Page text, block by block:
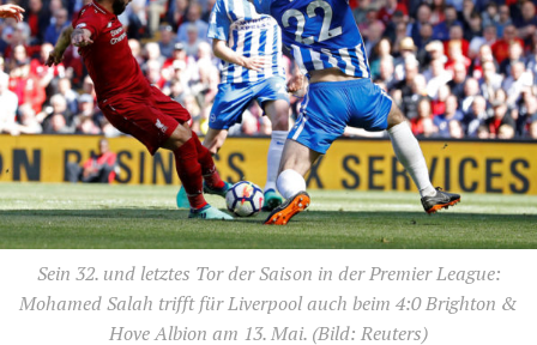
Sein 32. und letztes Tor der Saison in der Premier League:
Mohamed Salah trifft für Liverpool auch beim 4:0 Brighton &
Hove Albion am 13. Mai. (Bild: Reuters)